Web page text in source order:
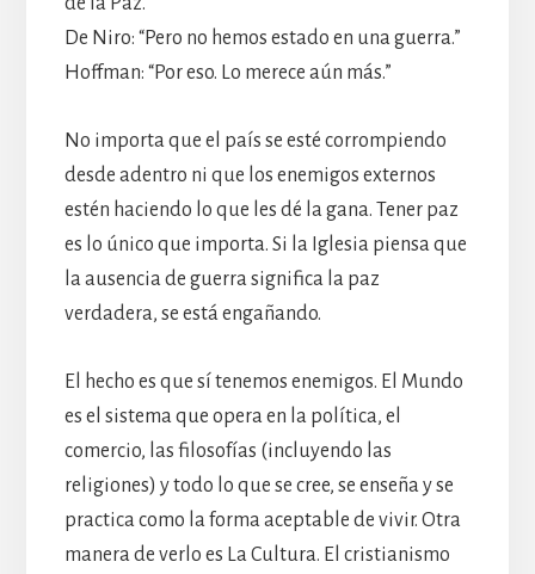
De Niro: “Pero no hemos estado en una guerra.”
Hoffman: “Por eso. Lo merece aún más.”
No importa que el país se esté corrompiendo
desde adentro ni que los enemigos externos
estén haciendo lo que les dé la gana. Tener paz
es lo único que importa. Si la Iglesia piensa que
la ausencia de guerra significa la paz
verdadera, se está engañando.
El hecho es que sí tenemos enemigos. El Mundo
es el sistema que opera en la política, el
comercio, las filosofías (incluyendo las
religiones) y todo lo que se cree, se enseña y se
practica como la forma aceptable de vivir. Otra
manera de verlo es La Cultura. El cristianismo